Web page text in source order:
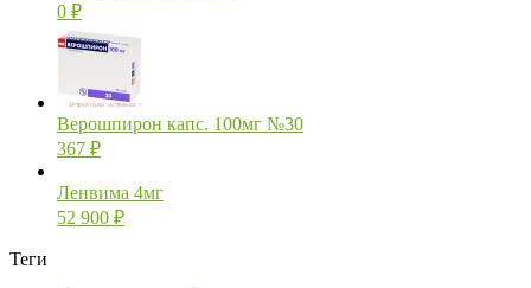
0 ₽
Верошпирон капс. 100мг №30
367 ₽
Ленвима 4мг
52 900 ₽
Теги